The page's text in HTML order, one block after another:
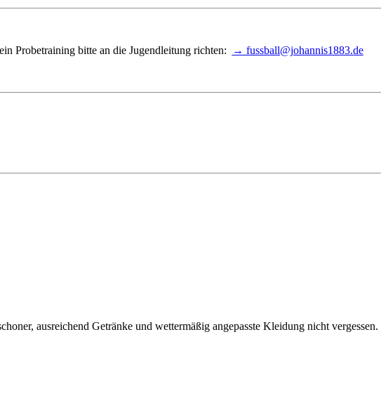
Probetraining bitte an die Jugendleitung richten: → fussball@johannis1883.de
ausreichend Getränke und wettermäßig angepasste Kleidung nicht vergessen.